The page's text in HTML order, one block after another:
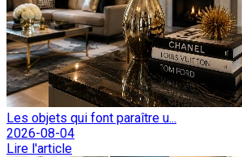
Les objets qui font paraître u...
2026-08-04
Lire l'article